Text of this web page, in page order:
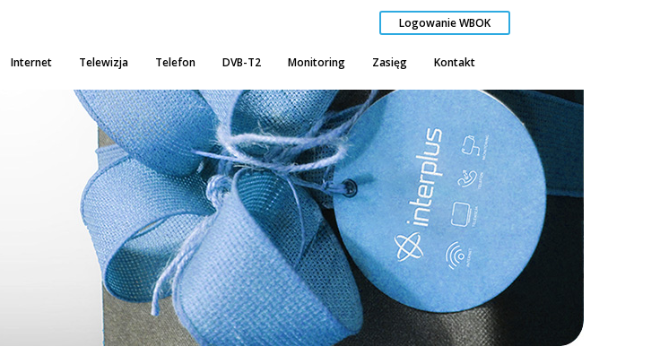
Logowanie WBOK
Internet Telewizja Telefon DVB-T2 Monitoring Zasięg Kontakt